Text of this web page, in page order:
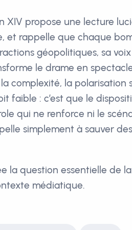
XIV propose une lecture
et rappelle que chaque
géopolitiques, sa
le drame en
complexité, la polarisation
faible : c’est que le
qui ne renforce ni le
simplement à sauver
la question essentielle de
médiatique.